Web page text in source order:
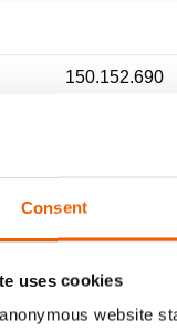
Consent
uses cookies
website
150.152.690
SR 10 PC 1
CORE
720 / 72 (bar/